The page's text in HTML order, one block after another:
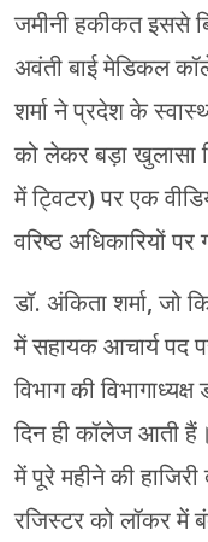
जमीनी हकीकत इससे
अवंती बाई मेडिकल
शर्मा ने प्रदेश के
को लेकर बड़ा खुलासा
में ट्विटर) पर एक
वरिष्ठ अधिकारियों
डॉ. अंकिता शर्मा, जो
में सहायक आचार्य पद
विभाग की
दिन ही कॉलेज आती
में पूरे महीने की
रजिस्टर को लॉकर में